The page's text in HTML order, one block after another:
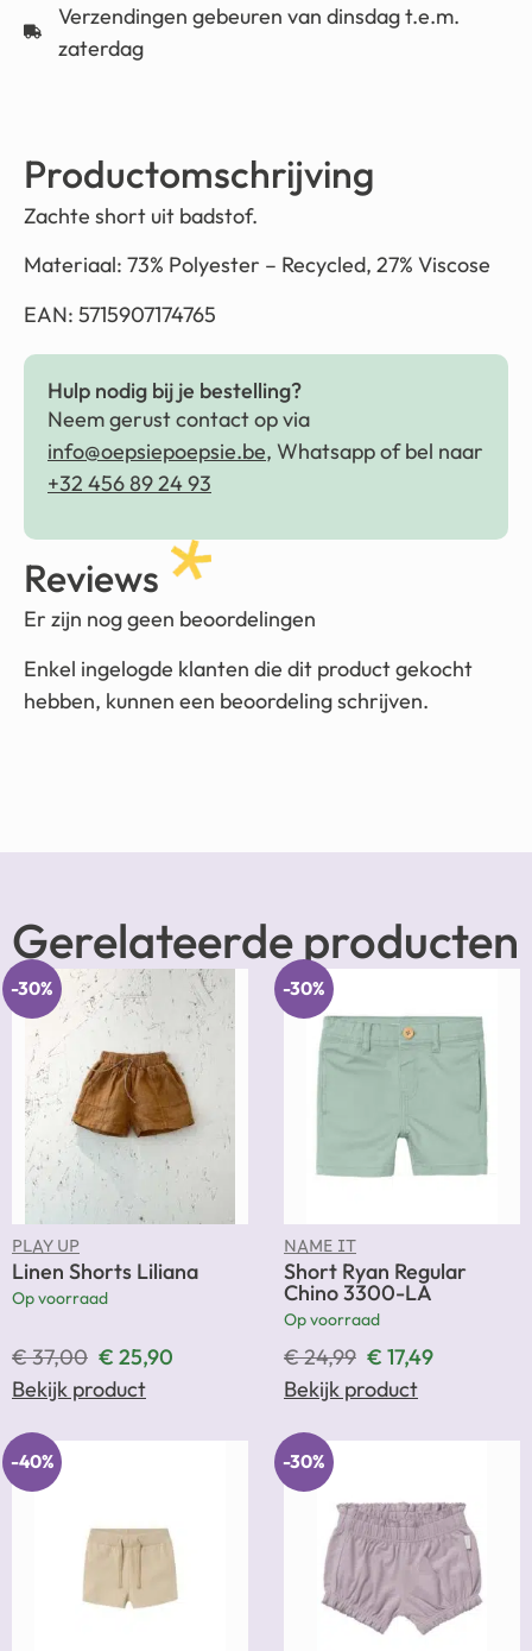
Verzendingen gebeuren van dinsdag t.e.m.
zaterdag
Productomschrijving
Zachte short uit badstof.
Materiaal: 73% Polyester – Recycled, 27% Viscose
EAN: 5715907174765
Hulp nodig bij je bestelling?
Neem gerust contact op via
info@oepsiepoepsie.be, Whatsapp of bel naar
+32 456 89 24 93
Reviews
Er zijn nog geen beoordelingen
Enkel ingelogde klanten die dit product gekocht
hebben, kunnen een beoordeling schrijven.
Gerelateerde producten
-30%
PLAY UP
Linen Shorts Liliana
Op voorraad
€37,00 € 25,90
Bekijk product
-30%
NAME IT
Short Ryan Regular
Chino 3300-LA
Op voorraad
€24,99 € 17,49
Bekijk product
-40% -30%